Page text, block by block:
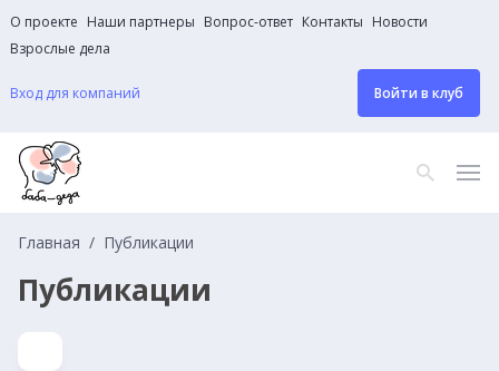
О проекте Наши партнеры Вопрос-ответ Контакты Новости
Взрослые дела
Вход для компаний Войти в клуб
Главная Публикации
Публикации